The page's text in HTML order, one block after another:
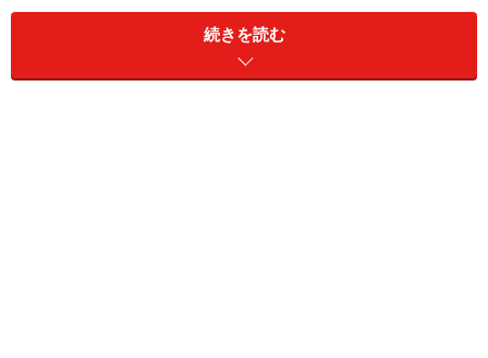
円）の2品です。
続きを読む